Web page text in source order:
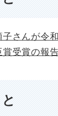
さんが令
受賞の報